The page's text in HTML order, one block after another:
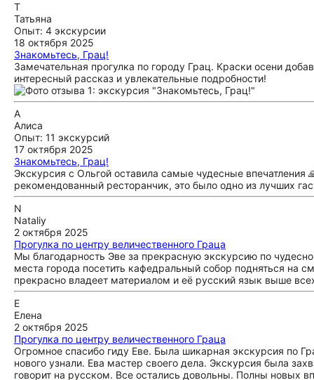
Т
Татьяна
Опыт: 4 экскурсии
18 октября 2025
Знакомьтесь, Грац!
Замечательная прогулка по городу Грац. Краски осени
интересный рассказ и увлекательные подробности!
А
Алиса
Опыт: 11 экскурсий
17 октября 2025
Знакомьтесь, Грац!
Экскурсия с Ольгой оставила самые чудесные впечатления
рекомендованный ресторанчик, это было одно из лучших
N
Nataliy
2 октября 2025
Прогулка по центру величественного Граца
Мы благодарность Эве за прекрасную экскурсию по
места города посетить кафедральный собор подняться на
прекрасно владеет материалом и её русский язык выше
Е
Елена
2 октября 2025
Прогулка по центру величественного Граца
Огромное спасибо гиду Еве. Была шикарная экскурсия по
нового узнали. Ева мастер своего дела. Экскурсия была
говорит на русском. Все остались довольны. Полны новых